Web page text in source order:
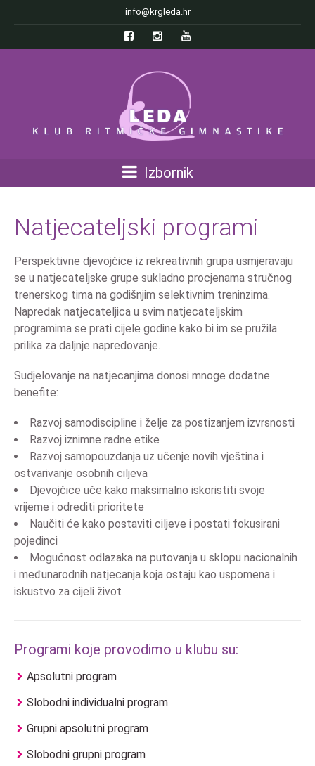
info@krgleda.hr
Izbornik
Natjecateljski programi
Perspektivne djevojčice iz rekreativnih grupa usmjeravaju
se u natjecateljske grupe sukladno procjenama stručnog
trenerskog tima na godišnjim selektivnim treninzima.
Napredak natjecateljica u svim natjecateljskim
programima se prati cijele godine kako bi im se pružila
prilika za daljnje napredovanje.
Sudjelovanje na natjecanjima donosi mnoge dodatne
benefite:
Razvoj samodiscipline i želje za postizanjem izvrsnosti
Razvoj iznimne radne etike
Razvoj samopouzdanja uz učenje novih vještina i
ostvarivanje osobnih ciljeva
Djevojčice uče kako maksimalno iskoristiti svoje
vrijeme i odrediti prioritete
Naučiti će kako postaviti ciljeve i postati fokusirani
pojedinci
Mogućnost odlazaka na putovanja u sklopu nacionalnih
i međunarodnih natjecanja koja ostaju kao uspomena i
iskustvo za cijeli život
Programi koje provodimo u klubu su:
Apsolutni program
Slobodni individualni program
Grupni apsolutni program
Slobodni grupni program